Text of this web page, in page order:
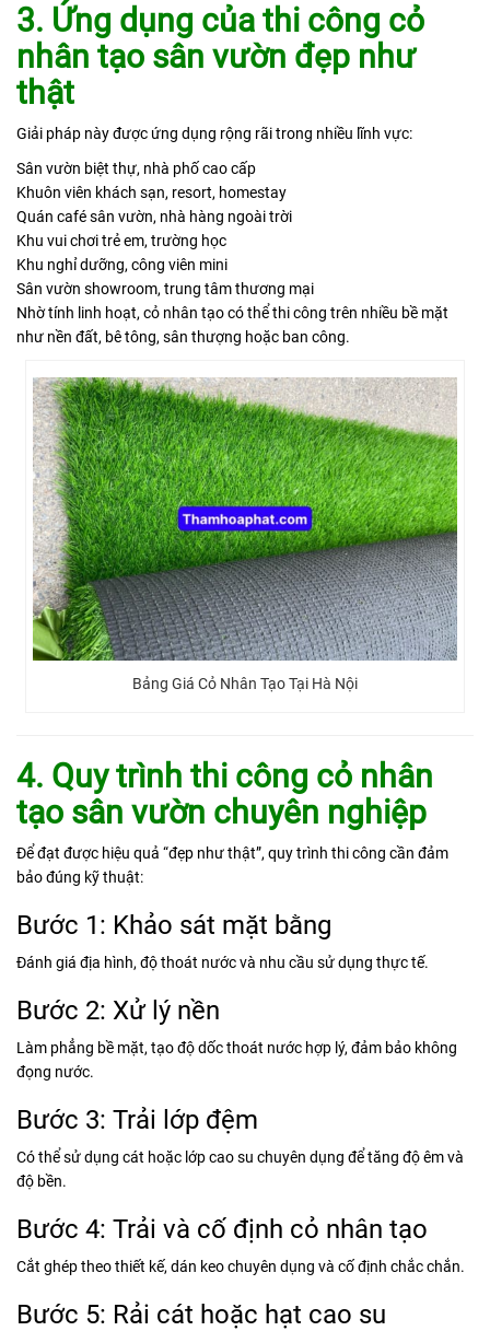
3. Ứng dụng của thi công cỏ
nhân tạo sân vườn đẹp như
thật
Giải pháp này được ứng dụng rộng rãi trong nhiều lĩnh vực:
Sân vườn biệt thự, nhà phố cao cấp
Khuôn viên khách sạn, resort, homestay
Quán café sân vườn, nhà hàng ngoài trời
Khu vui chơi trẻ em, trường học
Khu nghỉ dưỡng, công viên mini
Sân vườn showroom, trung tâm thương mại
Nhờ tính linh hoạt, cỏ nhân tạo có thể thi công trên nhiều bề mặt
như nền đất, bê tông, sân thượng hoặc ban công.
Bảng Giá Cỏ Nhân Tạo Tại Hà Nội
4. Quy trình thi công cỏ nhân
tạo sân vườn chuyên nghiệp
Để đạt được hiệu quả “đẹp như thật”, quy trình thi công cần đảm
bảo đúng kỹ thuật:
Bước 1: Khảo sát mặt bằng
Đánh giá địa hình, độ thoát nước và nhu cầu sử dụng thực tế.
Bước 2: Xử lý nền
Làm phẳng bề mặt, tạo độ dốc thoát nước hợp lý, đảm bảo không
đọng nước.
Bước 3: Trải lớp đệm
Có thể sử dụng cát hoặc lớp cao su chuyên dụng để tăng độ êm và
độ bền.
Bước 4: Trải và cố định cỏ nhân tạo
Cắt ghép theo thiết kế, dán keo chuyên dụng và cố định chắc chắn.
Bước 5: Rải cát hoặc hạt cao su